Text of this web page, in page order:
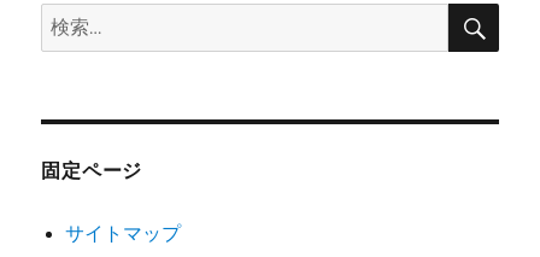
検
索:
検
固定ページ
サイトマップ